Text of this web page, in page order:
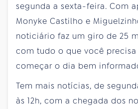
segunda a sexta-feira. Com
Monyke Castilho e
noticiário faz um giro de 25
com tudo o que você precisa
começar o dia bem
Tem mais notícias, de
às 12h, com a chegada dos